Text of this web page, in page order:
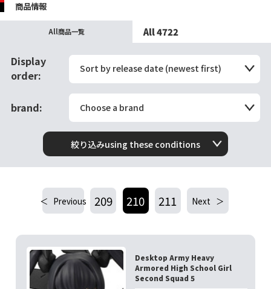
商品情報
All商品一覧 All 4722
Display
order:
Sort by release date (newest first)
brand: Choose a brand
絞り込みusing these conditions
Previous 209 210 211 Next
Desktop Army Heavy
Armored High School Girl
Second Squad 5